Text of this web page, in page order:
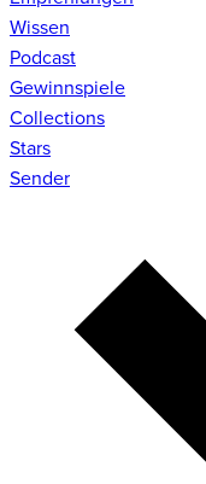
Wissen
Podcast
Gewinnspiele
Collections
Stars
Sender